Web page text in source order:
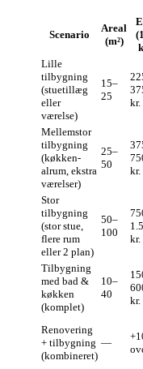
Scenario
Areal
(m²)
Lille
tilbygning
(stuetillæg
eller
værelse)
15–
25
kr.
Mellemstor
tilbygning
(køkken-
alrum, ekstra
værelser)
25–
50
kr.
Stor
tilbygning
(stor stue,
flere rum
eller 2 plan)
50–
100
kr.
Tilbygning
med bad &
køkken
(komplet)
10–
40
kr.
Renovering
+ tilbygning
(kombineret)
—